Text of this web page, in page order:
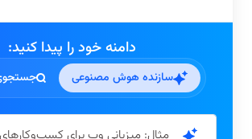
دامنه خود را پیدا کنید:
سازنده هوش مصنوعی